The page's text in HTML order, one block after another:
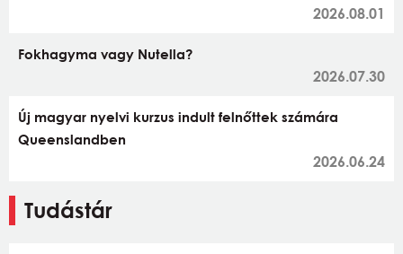
2026.08.01
Fokhagyma vagy Nutella?
2026.07.30
Új magyar nyelvi kurzus indult felnőttek számára
Queenslandben
2026.06.24
Tudástár